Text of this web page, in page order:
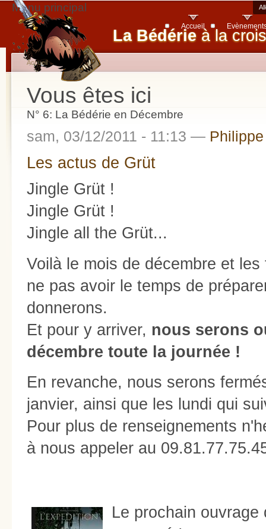
La Bédérie à la
Menu principal
Accueil
Vous êtes ici
Accueil
N° 6: La Bédérie en Décembre
sam, 03/12/2011 - 11:13 — Philippe
Les actus de Grüt
Jingle Grüt !
Jingle Grüt !
Jingle all the Grüt...
Voilà le mois de décembre et
ne pas avoir le temps de
donnerons.
Et pour y arriver, nous serons
décembre toute la journée !
En revanche, nous serons
janvier, ainsi que les lundi qui
Pour plus de renseignements
à nous appeler au
Le prochain